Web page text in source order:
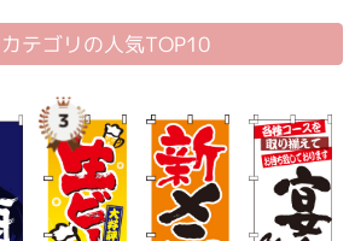
テゴリの人気TOP10